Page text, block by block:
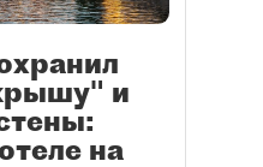
и
на